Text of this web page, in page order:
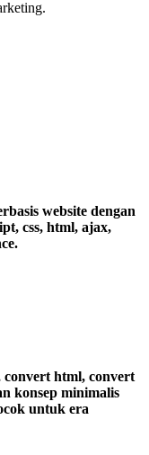
website dengan
css, html, ajax,
convert html, convert
konsep minimalis
untuk era